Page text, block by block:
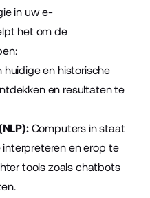
in uw e-
het om de
huidige en historische
en resultaten te
Computers in staat
en erop te
tools zoals chatbots